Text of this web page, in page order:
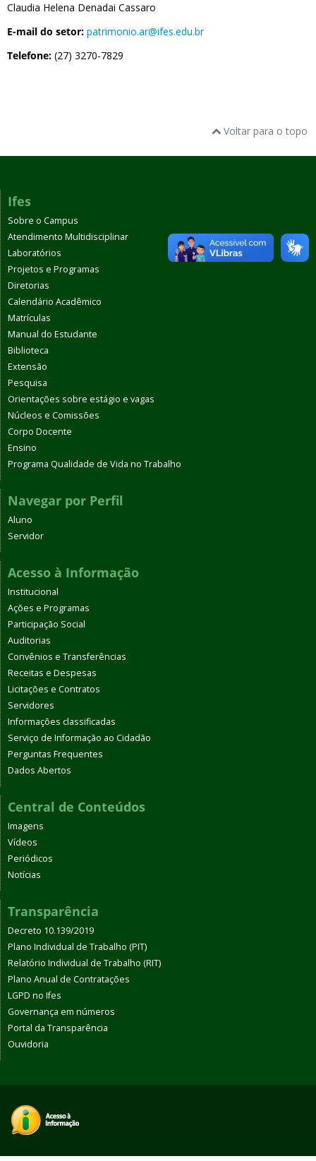
Claudia Helena Denadai Cassaro
E-mail do setor: patrimonio.ar@ifes.edu.br
Telefone: (27) 3270-7829
Voltar para o topo
Ifes
Sobre o Campus
Atendimento Multidisciplinar
Laboratórios
Projetos e Programas
Diretorias
Calendário Acadêmico
Matrículas
Manual do Estudante
Biblioteca
Extensão
Pesquisa
Orientações sobre estágio e vagas
Núcleos e Comissões
Corpo Docente
Ensino
Programa Qualidade de Vida no Trabalho
Navegar por Perfil
Aluno
Servidor
Acesso à Informação
Institucional
Ações e Programas
Participação Social
Auditorias
Convênios e Transferências
Receitas e Despesas
Licitações e Contratos
Servidores
Informações classificadas
Serviço de Informação ao Cidadão
Perguntas Frequentes
Dados Abertos
Central de Conteúdos
Imagens
Vídeos
Periódicos
Notícias
Transparência
Decreto 10.139/2019
Plano Individual de Trabalho (PIT)
Relatório Individual de Trabalho (RIT)
Plano Anual de Contratações
LGPD no Ifes
Governança em números
Portal da Transparência
Ouvidoria